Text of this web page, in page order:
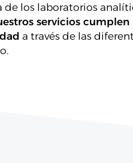
de los laboratorios
servicios cumplen
a través de las